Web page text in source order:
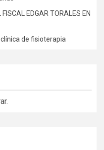
EDGAR TORALES EN
de fisioterapia